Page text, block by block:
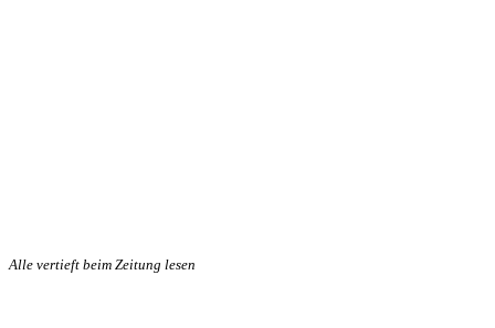
Alle vertieft beim Zeitung lesen